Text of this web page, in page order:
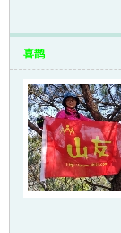
喜鹊